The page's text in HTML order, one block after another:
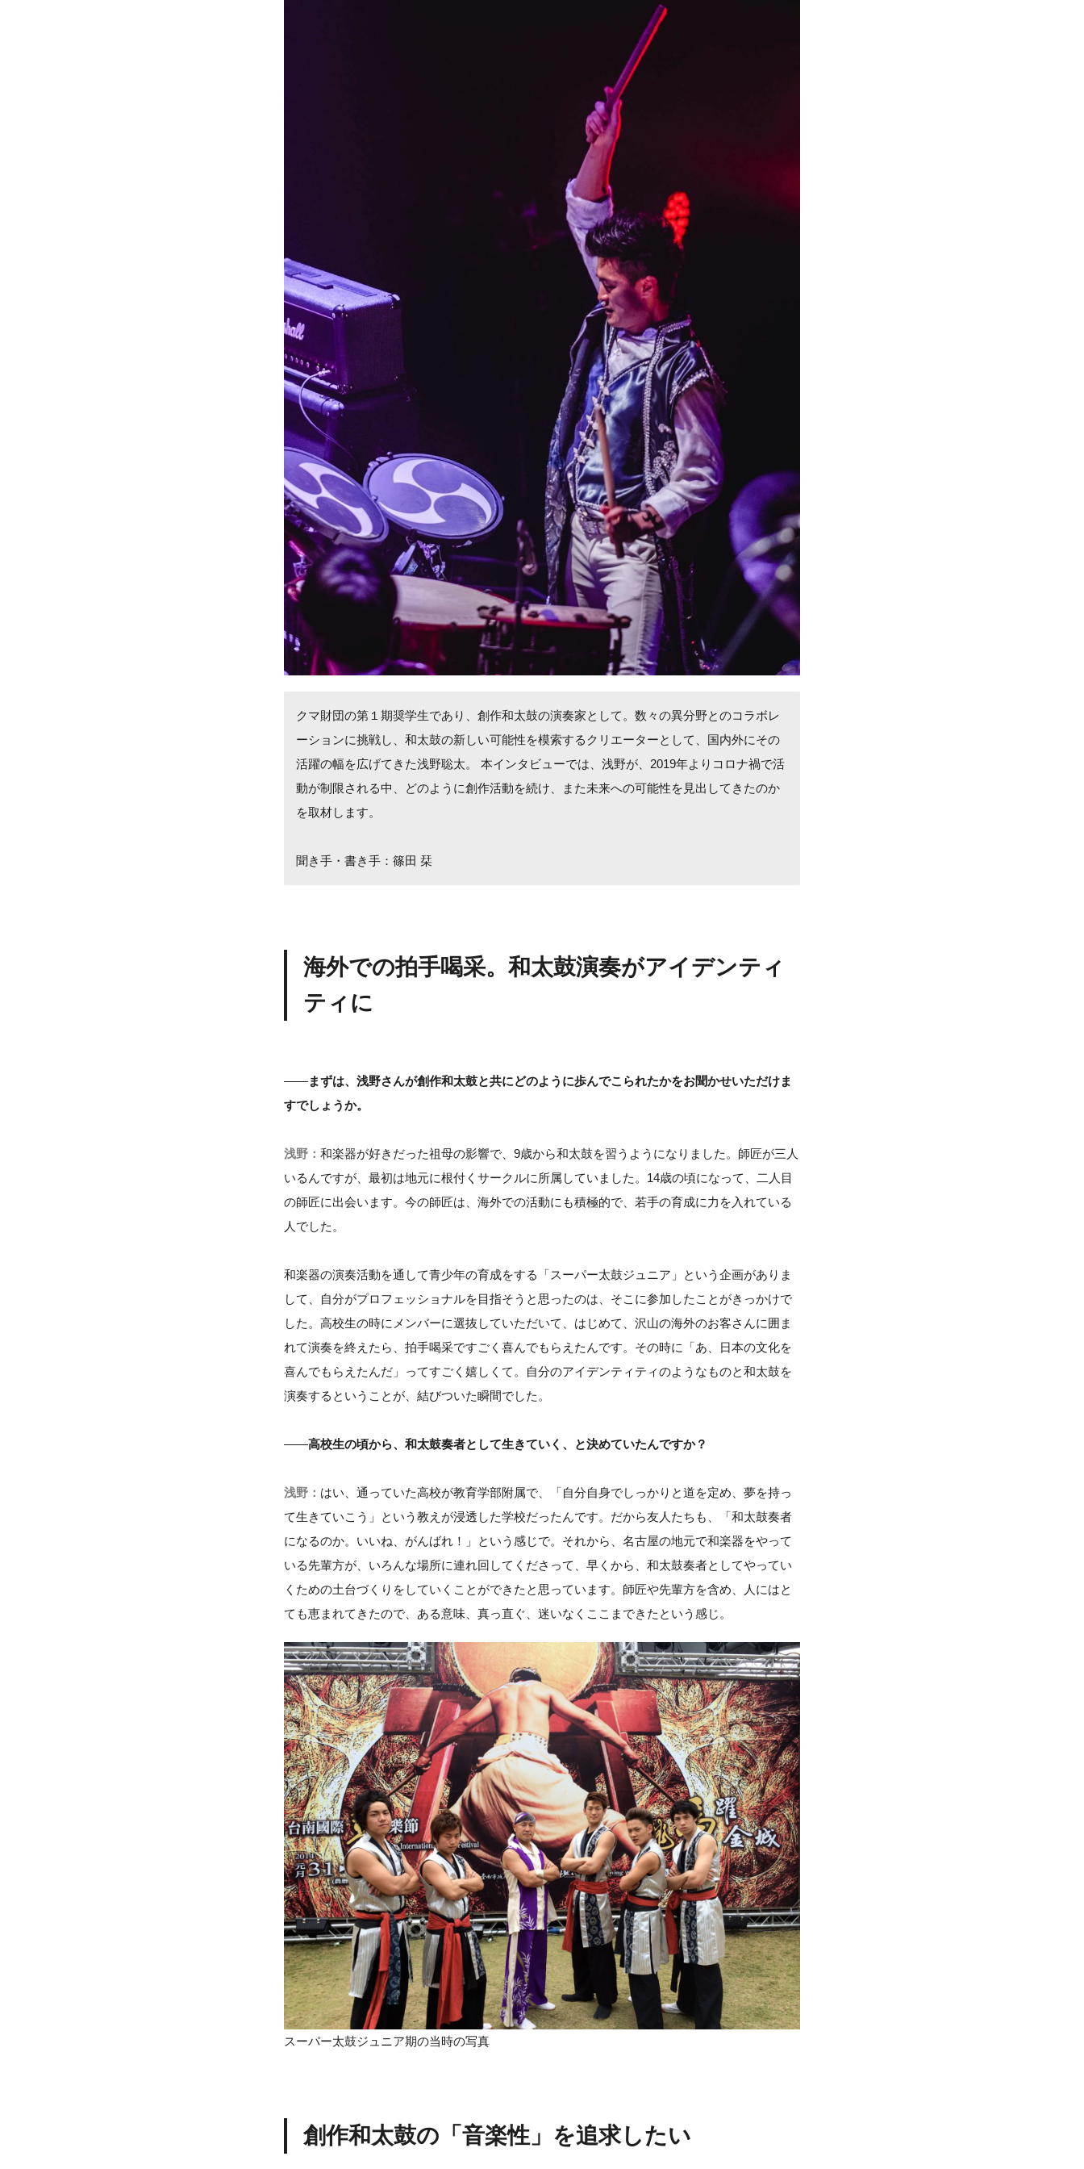
クマ財団の第１期奨学生であり、創作和太鼓の演奏家として。数々の異分野とのコラボレ
ーションに挑戦し、和太鼓の新しい可能性を模索するクリエーターとして、国内外にその
活躍の幅を広げてきた浅野聡太。 本インタビューでは、浅野が、2019年よりコロナ禍で活
動が制限される中、どのように創作活動を続け、また未来への可能性を見出してきたのか
を取材します。
聞き手・書き手：篠田 栞
海外での拍手喝采。和太鼓演奏がアイデンティ
ティに
——まずは、浅野さんが創作和太鼓と共にどのように歩んでこられたかをお聞かせいただけま
すでしょうか。
浅野： 和楽器が好きだった祖母の影響で、9歳から和太鼓を習うようになりました。師匠が三人
いるんですが、最初は地元に根付くサークルに所属していました。14歳の頃になって、二人目
の師匠に出会います。今の師匠は、海外での活動にも積極的で、若手の育成に力を入れている
人でした。
和楽器の演奏活動を通して青少年の育成をする「スーパー太鼓ジュニア」という企画がありま
して、自分がプロフェッショナルを目指そうと思ったのは、そこに参加したことがきっかけで
した。高校生の時にメンバーに選抜していただいて、はじめて、沢山の海外のお客さんに囲ま
れて演奏を終えたら、拍手喝采ですごく喜んでもらえたんです。その時に「あ、日本の文化を
喜んでもらえたんだ」ってすごく嬉しくて。自分のアイデンティティのようなものと和太鼓を
演奏するということが、結びついた瞬間でした。
——高校生の頃から、和太鼓奏者として生きていく、と決めていたんですか？
浅野： はい、通っていた高校が教育学部附属で、「自分自身でしっかりと道を定め、夢を持っ
て生きていこう」という教えが浸透した学校だったんです。だから友人たちも、「和太鼓奏者
になるのか。いいね、がんばれ！」という感じで。それから、名古屋の地元で和楽器をやって
いる先輩方が、いろんな場所に連れ回してくださって、早くから、和太鼓奏者としてやってい
くための土台づくりをしていくことができたと思っています。師匠や先輩方を含め、人にはと
ても恵まれてきたので、ある意味、真っ直ぐ、迷いなくここまできたという感じ。
スーパー太鼓ジュニア期の当時の写真
創作和太鼓の「音楽性」を追求したい